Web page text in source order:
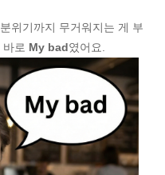
위기까지 무거워지는 게 부
로 My bad였어요.